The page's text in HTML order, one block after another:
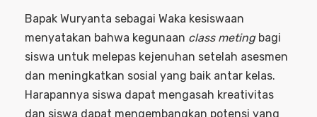
Bapak Wuryanta sebagai Waka kesiswaan
menyatakan bahwa kegunaan class metingbagi
siswa untuk melepas kejenuhan setelah asesmen
dan meningkatkan sosial yang baik antar kelas.
Harapannya siswa dapat mengasah kreativitas
dan siswa dapat mengembangkan potensi yang